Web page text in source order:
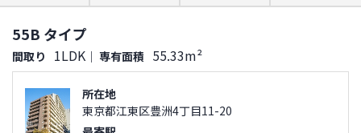
55B タイプ
間取り 1LDK ｜ 専有面積 55.33m²
所在地
東京都江東区豊洲4丁目11-20